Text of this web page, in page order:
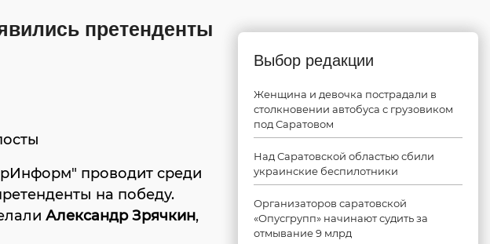
претенденты
проводит среди
на победу.
Александр Зрячкин,
Выбор редакции
Женщина и девочка пострадали в
столкновении автобуса с грузовиком
под Саратовом
Над Саратовской областью сбили
украинские беспилотники
Организаторов саратовской
«Опусгрупп» начинают судить за
отмывание 9 млрд